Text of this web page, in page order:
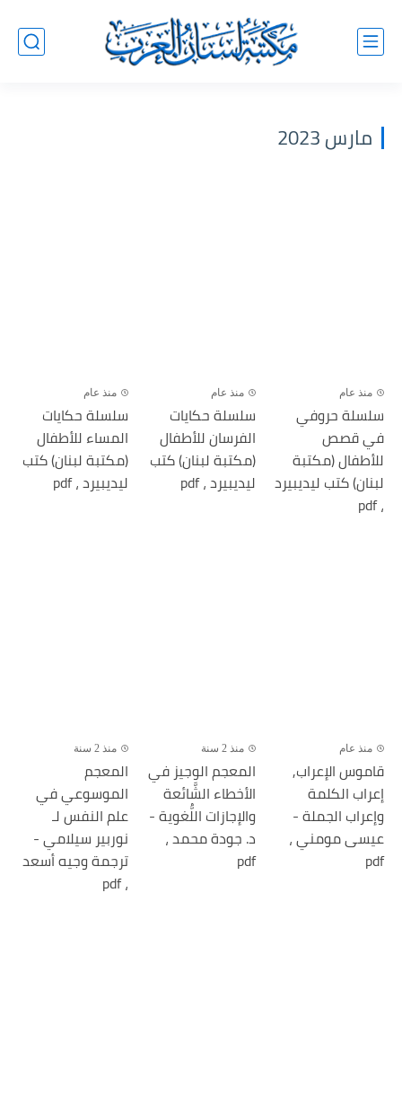
مارس 2023
منذ عام
سلسلة حروفي
في قصص
للأطفال (مكتبة
لبنان) كتب ليديبيرد
، pdf
منذ عام
سلسلة حكايات
الفرسان للأطفال
(مكتبة لبنان) كتب
ليديبيرد ، pdf
منذ عام
سلسلة حكايات
المساء للأطفال
(مكتبة لبنان) كتب
ليديبيرد ، pdf
منذ عام
قاموس الإعراب,
إعراب الكلمة
وإعراب الجملة -
عيسى مومني ،
pdf
منذ 2 سنة
المعجم الوجيز في
الأخطاء الشَّائعة
والإجازات اللُّغوية -
د. جودة محمد ،
pdf
منذ 2 سنة
المعجم
الموسوعي في
علم النفس لـ
نوربير سيلامي -
ترجمة وجيه أسعد
، pdf